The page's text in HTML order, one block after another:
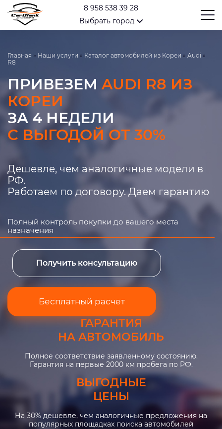
8 958 538 39 28
Выбрать город
Главная » Наши услуги » Каталог автомобилей из Кореи » Audi »
R8
ПРИВЕЗЕМ AUDI R8 ИЗ
КОРЕИ
ЗА 4 НЕДЕЛИ
С ВЫГОДОЙ ОТ 30%
Дешевле, чем аналогичные модели в
РФ.
Работаем по договору. Даем гарантию
Полный контроль покупки до вашего места
назначения
Получить консультацию
Бесплатный расчет
ГАРАНТИЯ
НА АВТОМОБИЛЬ
Полное соответствие заявленному состоянию.
Гарантия на первые 2000 км пробега по РФ.
ВЫГОДНЫЕ
ЦЕНЫ
На 30% дешевле, чем аналогичные предложения на
популярных площадках поиска автомобилей